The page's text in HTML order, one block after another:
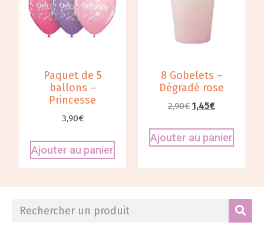
Paquet de 5
ballons –
Princesse
3,90€
Ajouter au panier
8 Gobelets –
Dégradé rose
2,90€ 1,45€
Ajouter au panier